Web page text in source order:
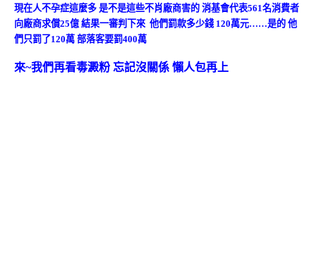
現在人不孕症這麼多 是不是這些不肖廠商害的 消基會代表561名消費者
向廠商求償25億 結果一審判下來 他們罰款多少錢 120萬元……是的 他
們只罰了120萬 部落客要罰400萬
來~我們再看毒澱粉 忘記沒關係 懶人包再上